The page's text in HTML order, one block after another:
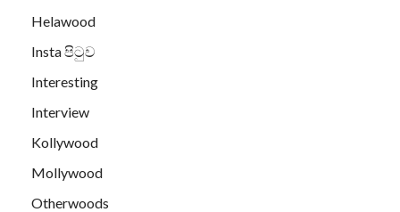
Helawood
Insta පිටුව
Interesting
Interview
Kollywood
Mollywood
Otherwoods